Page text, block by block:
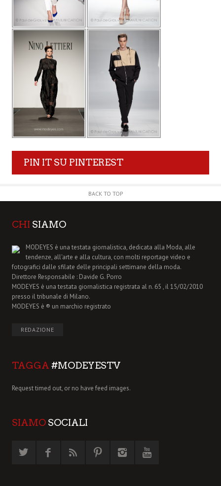
PIN IT SU PINTEREST
BACK TO TOP
CHI SIAMO
MODEYES è una testata giornalistica, dedicata alla Moda, alle
tendenze, all'arte e alla cultura, con molti reportage video e
fotografici dalle sfilate delle principali settimane della moda.
Direttore Responsabile : Davide G. Porro
MODEYES è una testata giornalistica registrata al n. 65 , il 15/02/2010
presso il tribunale di Milano.
MODEYES è ® un marchio registrato
REDAZIONE
TAGGA #MODEYESTV
Request timed out, or no have feed images.
SIAMO SOCIALI